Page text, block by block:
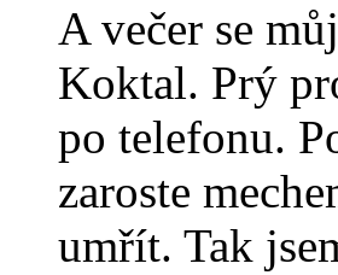
A večer se
Koktal. Prý
po telefonu.
zaroste
umřít. Tak